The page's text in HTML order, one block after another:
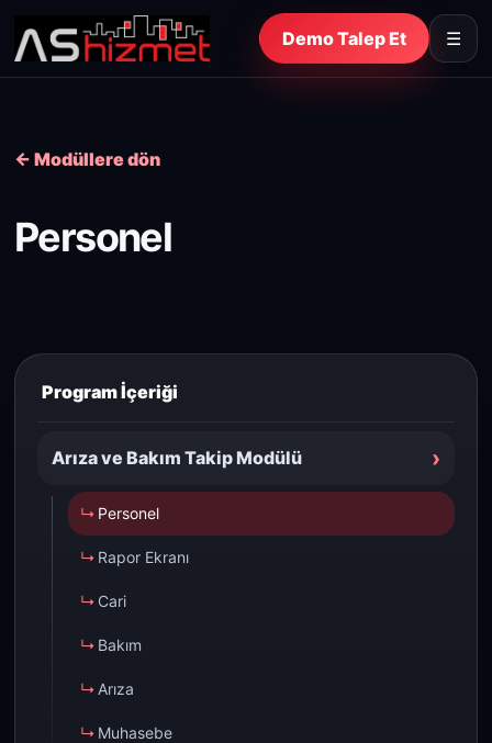
Demo Talep Et ☰
← Modüllere dön
Personel
Program İçeriği
Arıza ve Bakım Takip Modülü ›
Personel
Rapor Ekranı
Cari
Bakım
Arıza
Muhasebe